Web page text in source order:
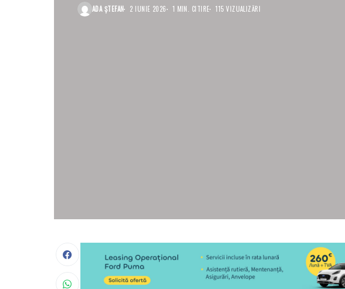
ADA ȘTEFAN 2 IUNIE 2026 1 MIN. CITIRE 115 VIZUALIZĂRI